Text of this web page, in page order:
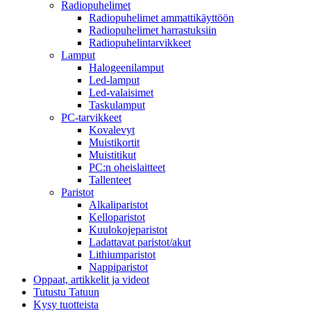
Radiopuhelimet
Radiopuhelimet ammattikäyttöön
Radiopuhelimet harrastuksiin
Radiopuhelintarvikkeet
Lamput
Halogeenilamput
Led-lamput
Led-valaisimet
Taskulamput
PC-tarvikkeet
Kovalevyt
Muistikortit
Muistitikut
PC:n oheislaitteet
Tallenteet
Paristot
Alkaliparistot
Kelloparistot
Kuulokojeparistot
Ladattavat paristot/akut
Lithiumparistot
Nappiparistot
Oppaat, artikkelit ja videot
Tutustu Tatuun
Kysy tuotteista